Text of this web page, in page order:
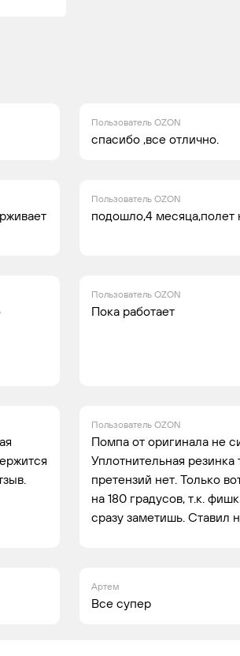
Пользователь OZON
спасибо ,все отлично.
Пользователь OZON
подошло,4 месяца,полет
Пользователь OZON
Пока работает
Пользователь OZON
Помпа от оригинала не
Уплотнительная
претензий нет. Только
на 180 градусов, т.к.
сразу заметишь. Ставил
Артем
Все супер